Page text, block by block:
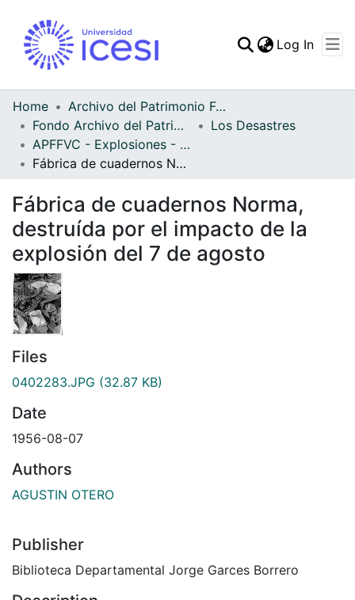
Statistics
Log In
Home
Archivo del Patrimonio Fotográfico y Fílmico del Valle del Cauca
Fondo Archivo del Patrimonio Fotográfico y Fílmico del Valle del Cauca
Los Desastres
APFFVC - Explosiones - Patrimonial
Fábrica de cuadernos Norma, destruída por el impacto de la explosión del 7 de agosto
Fábrica de cuadernos Norma,
destruída por el impacto de la
explosión del 7 de agosto
Files
0402283.JPG (32.87 KB)
Date
1956-08-07
Authors
AGUSTIN OTERO
Publisher
Biblioteca Departamental Jorge Garces Borrero